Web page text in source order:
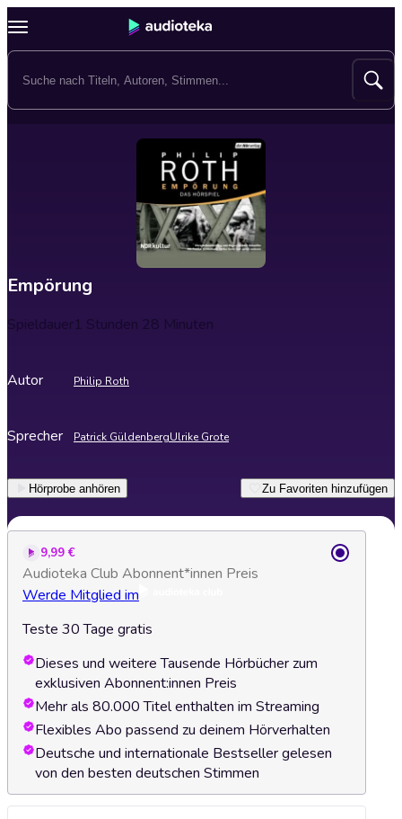
Empörung
Spieldauer1 Stunden 28 Minuten
Autor Philip Roth
Sprecher Patrick GüldenbergUlrike Grote
Hörprobe anhören Zu Favoriten hinzufügen
9,99 €
Audioteka Club Abonnent*innen Preis
Werde Mitglied im
Teste 30 Tage gratis
Dieses und weitere Tausende Hörbücher zum
exklusiven Abonnent:innen Preis
Mehr als 80.000 Titel enthalten im Streaming
Flexibles Abo passend zu deinem Hörverhalten
Deutsche und internationale Bestseller gelesen
von den besten deutschen Stimmen